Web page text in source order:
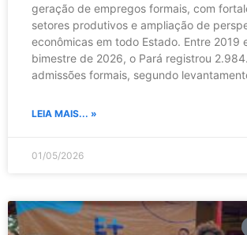
geração de empregos formais, com
setores produtivos e ampliação de
econômicas em todo Estado. Entre 2019
bimestre de 2026, o Pará registrou
admissões formais, segundo
LEIA MAIS... »
01/05/2026